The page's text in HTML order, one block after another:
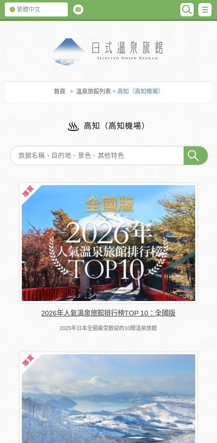
繁體中文
首頁 > 溫泉旅館列表 > 高知（高知機場）
高知（高知機場）
2026年人氣溫泉旅館排行榜TOP 10：全國版
2025年日本全國最受歡迎的10間溫泉旅館